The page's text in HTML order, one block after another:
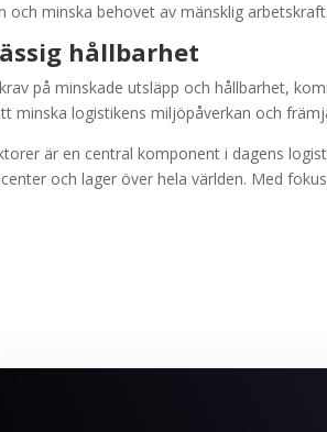
och minska behovet av mänsklig arbetskraft.
hållbarhet
på minskade utsläpp och hållbarhet,
minska logistikens miljöpåverkan och
är en central komponent i dagens
och lager över hela världen. Med